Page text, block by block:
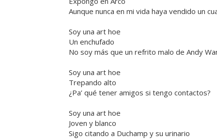
Aunque nunca en mi vida haya vendido un
Soy una art hoe
Un enchufado
No soy más que un refrito malo de Andy
Soy una art hoe
Trepando alto
¿Pa’ qué tener amigos si tengo contactos?
Soy una art hoe
Joven y blanco
Sigo citando a Duchamp y su urinario